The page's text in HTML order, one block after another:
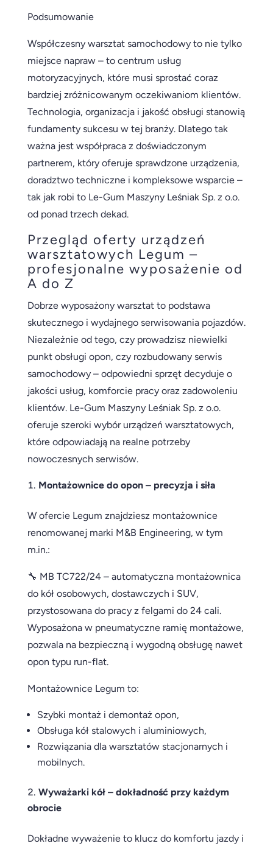
Podsumowanie
Współczesny warsztat samochodowy to nie tylko
miejsce napraw – to centrum usług
motoryzacyjnych, które musi sprostać coraz
bardziej zróżnicowanym oczekiwaniom klientów.
Technologia, organizacja i jakość obsługi stanowią
fundamenty sukcesu w tej branży. Dlatego tak
ważna jest współpraca z doświadczonym
partnerem, który oferuje sprawdzone urządzenia,
doradztwo techniczne i kompleksowe wsparcie –
tak jak robi to Le-Gum Maszyny Leśniak Sp. z o.o.
od ponad trzech dekad.
Przegląd oferty urządzeń
warsztatowych Legum –
profesjonalne wyposażenie od
A do Z
Dobrze wyposażony warsztat to podstawa
skutecznego i wydajnego serwisowania pojazdów.
Niezależnie od tego, czy prowadzisz niewielki
punkt obsługi opon, czy rozbudowany serwis
samochodowy – odpowiedni sprzęt decyduje o
jakości usług, komforcie pracy oraz zadowoleniu
klientów. Le-Gum Maszyny Leśniak Sp. z o.o.
oferuje szeroki wybór urządzeń warsztatowych,
które odpowiadają na realne potrzeby
nowoczesnych serwisów.
Montażownice do opon – precyzja i siła
W ofercie Legum znajdziesz montażownice
renomowanej marki M&B Engineering, w tym
m.in.:
🔧 MB TC722/24 – automatyczna montażownica
do kół osobowych, dostawczych i SUV,
przystosowana do pracy z felgami do 24 cali.
Wyposażona w pneumatyczne ramię montażowe,
pozwala na bezpieczną i wygodną obsługę nawet
opon typu run-flat.
Montażownice Legum to:
Szybki montaż i demontaż opon,
Obsługa kół stalowych i aluminiowych,
Rozwiązania dla warsztatów stacjonarnych i
mobilnych.
Wyważarki kół – dokładność przy każdym
obrocie
Dokładne wyważenie to klucz do komfortu jazdy i